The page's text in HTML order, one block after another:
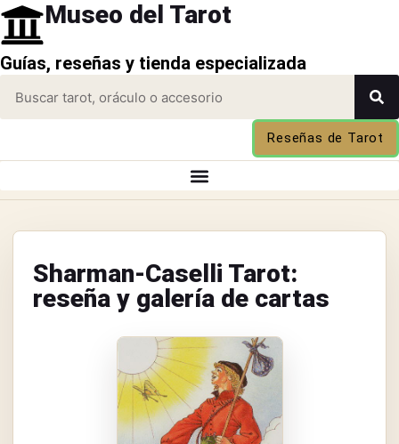
Museo del Tarot
Guías, reseñas y tienda especializada
Reseñas de Tarot
Sharman-Caselli Tarot:
reseña y galería de cartas